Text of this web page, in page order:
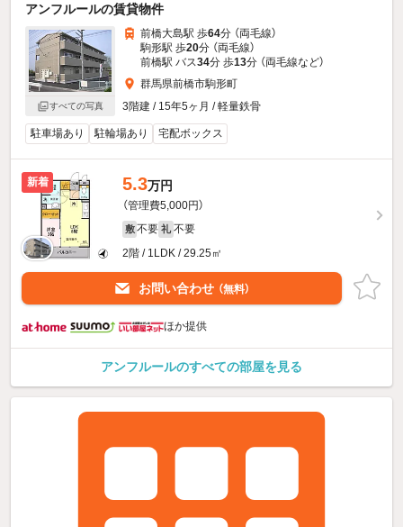
アンフルールの賃貸物件
すべての写真
前橋大島駅 歩64分 （両毛線）
駒形駅 歩20分 （両毛線）
前橋駅 バス34分 歩13分 （両毛線など）
群馬県前橋市駒形町
3階建 / 15年5ヶ月 / 軽量鉄骨
駐車場あり 駐輪場あり 宅配ボックス
新着 5.3万円
（管理費5,000円）
敷 不要 礼 不要
2階 / 1LDK / 29.25㎡
お問い合わせ （無料）
ほか提供
アンフルールのすべての部屋を見る